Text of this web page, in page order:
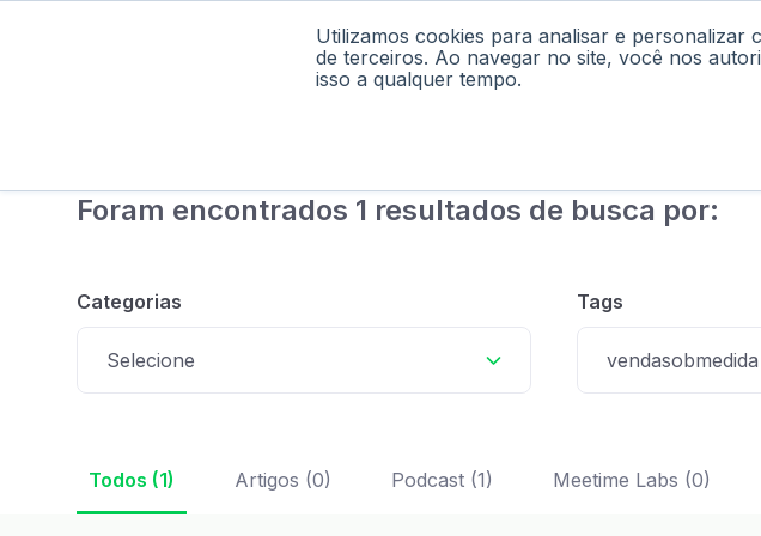
Utilizamos cookies para analisar e personalizar
de terceiros. Ao navegar no site, você nos
isso a qualquer tempo.
Home Podcast Materiais
Foram encontrados 1 resultados de busca por:
Categorias
Selecione
Tags
vendasobmedida
Todos (1) Artigos (0) Podcast (1) Meetime Labs (0)